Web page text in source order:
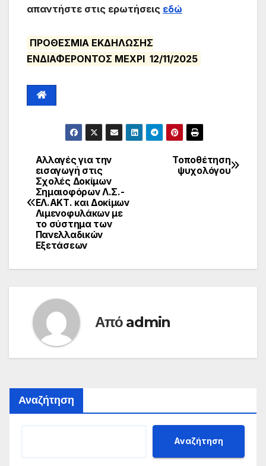
απαντήστε στις ερωτήσεις εδώ
ΠΡΟΘΕΣΜΙΑ ΕΚΔΗΛΩΣΗΣ
ΕΝΔΙΑΦΕΡΟΝΤΟΣ ΜΕΧΡΙ 12/11/2025
Τοποθέτηση
ψυχολόγου
Αλλαγές για την
εισαγωγή στις
Σχολές Δοκίμων
Σημαιοφόρων Λ.Σ.-
ΕΛ.ΑΚΤ. και Δοκίμων
Λιμενοφυλάκων με
το σύστημα των
Πανελλαδικών
Εξετάσεων
Από admin
Αναζήτηση
Αναζήτηση